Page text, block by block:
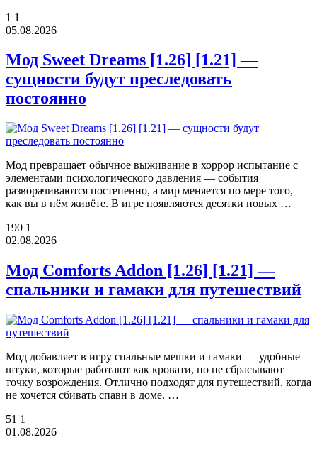
1 1
05.08.2026
Мод Sweet Dreams [1.26] [1.21] —
сущности будут преследовать
постоянно
Мод превращает обычное выживание в хоррор испытание с
элементами психологического давления — события
разворачиваются постепенно, а мир меняется по мере того,
как вы в нём живёте. В игре появляются десятки новых …
190 1
02.08.2026
Мод Comforts Addon [1.26] [1.21] —
спальники и гамаки для путешествий
Мод добавляет в игру спальные мешки и гамаки — удобные
штуки, которые работают как кровати, но не сбрасывают
точку возрождения. Отлично подходят для путешествий, когда
не хочется сбивать спавн в доме. …
51 1
01.08.2026